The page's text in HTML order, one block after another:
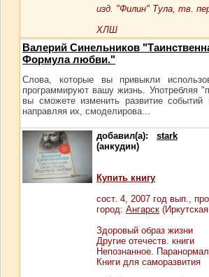
изд. "Филин" Тула, тв.
ХЛШ
Валерий Синельников
Формула любви."
Слова, которые вы привыкли
программируют вашу жизнь. Употребляя
вы сможете изменить развитие
направляя их, смоделирова...
добавил(а): stark
(анкудин)
Купить книгу
сост. 4, 2007 год вып.,
город: Ангарск
Здоровый образ жизни
Другие отечеств. книги
Непознанное.
Книги для саморазвития